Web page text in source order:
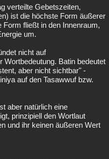
verteilte Gebetszeiten,
ist die höchste Form äußerer
Form fließt in den Innenraum,
um.
nicht auf
Wortbedeutung. Batin bedeutet
aber nicht sichtbar" -
auf den Tasawwuf bzw.
aber natürlich eine
prinzipiell den Wortlaut
und ihr keinen äußeren Wert